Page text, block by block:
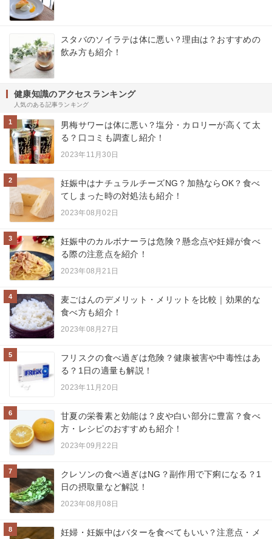
スタバのソイラテは体に悪い？理由は？おすすめの
飲み方も紹介！
健康知識のアクセスランキング
人気のある記事ランキング
1
男梅サワーは体に悪い？塩分・カロリーが高くて太
る？口コミも調査し紹介！
2023年11月30日
2
妊娠中はナチュラルチーズNG？加熱ならOK？食べ
てしまった時の対処法も紹介！
2023年08月02日
3
妊娠中のカルボナーラは危険？懸念点や妊婦が食べ
る際の注意点を紹介！
2023年08月21日
4
麦ごはんのデメリット・メリットを比較｜効果的な
食べ方も紹介！
2023年08月27日
5
フリスクの食べ過ぎは危険？健康被害や中毒性はあ
る？1日の適量も解説！
2023年11月20日
6
甘夏の栄養素と効能は？皮や白い部分に豊富？食べ
方・レシピのおすすめも紹介！
2023年09月22日
7
クレソンの食べ過ぎはNG？副作用で下痢になる？1
日の摂取量など解説！
2023年08月08日
8
妊婦・妊娠中はバターを食べてもいい？注意点・メ